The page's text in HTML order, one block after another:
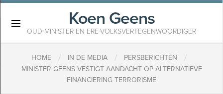
Koen Geens
OUD-MINISTER EN ERE-VOLKSVERTEGENWOORDIGER
HOME / IN DE MEDIA / PERSBERICHTEN /
MINISTER GEENS VESTIGT AANDACHT OP ALTERNATIEVE
FINANCIERING TERRORISME